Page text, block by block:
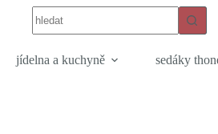
jídelna a kuchyně sedáky